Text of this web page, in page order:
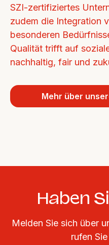
SZI-zertifiziertes
zudem die Integration
besonderen
Qualität trifft auf
nachhaltig, fair und
Mehr über
Haben
Melden Sie sich über
rufen